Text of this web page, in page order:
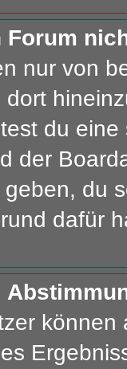
nur von
du
der
du
dafür